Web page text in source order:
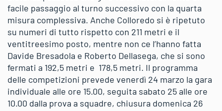
facile passaggio al turno successivo con la quarta
misura complessiva. Anche Colloredo si è ripetuto
su numeri di tutto rispetto con 211 metri e il
ventitreesimo posto, mentre non ce l’hanno fatta
Davide Bresadola e Roberto Dellasega, che si sono
fermati a 192,5 metri e 178,5 metri. Il programma
delle competizioni prevede venerdì 24 marzo la gara
individuale alle ore 15.00, seguita sabato 25 alle ore
10.00 dalla prova a squadre, chiusura domenica 26